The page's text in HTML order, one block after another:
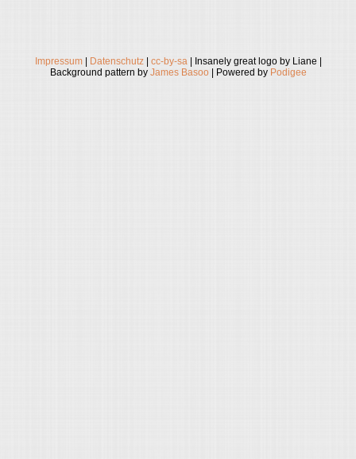
Impressum| Datenschutz| cc-by-sa| Insanely great logo by Liane |
Background pattern by James Basoo| Powered by Podigee